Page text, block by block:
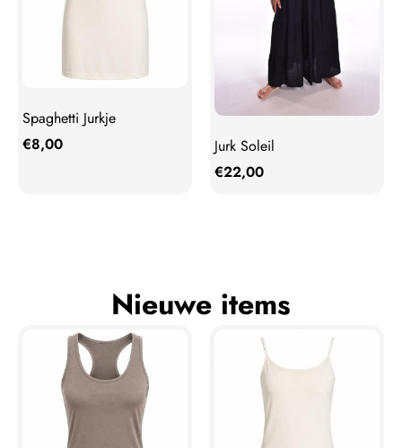
Spaghetti Jurkje
€8,00
Jurk Soleil
€22,00
Nieuwe items